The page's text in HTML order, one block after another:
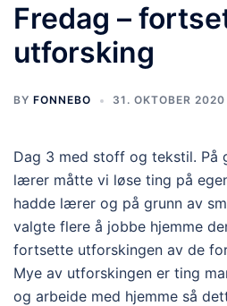
Fredag –
utforsking
BY FONNEBO 31. OKTOBER 2020
Dag 3 med stoff og tekstil. På
lærer måtte vi løse ting på
hadde lærer og på grunn av
valgte flere å jobbe hjemme
fortsette utforskingen av de
Mye av utforskingen er ting
og arbeide med hjemme så